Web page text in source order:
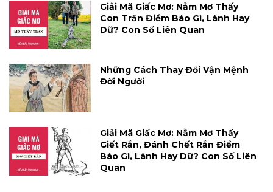
Giải Mã Giấc Mơ: Nằm Mơ Thấy
Con Trăn Điềm Báo Gì, Lành Hay
Dữ? Con Số Liên Quan
Những Cách Thay Đổi Vận Mệnh
Đời Người
Giải Mã Giấc Mơ: Nằm Mơ Thấy
Giết Rắn, Đánh Chết Rắn Điềm
Báo Gì, Lành Hay Dữ? Con Số Liên
Quan